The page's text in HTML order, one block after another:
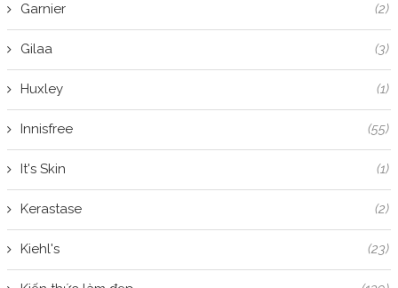
Garnier (2)
Gilaa (3)
Huxley (1)
Innisfree (55)
It's Skin (1)
Kerastase (2)
Kiehl's (23)